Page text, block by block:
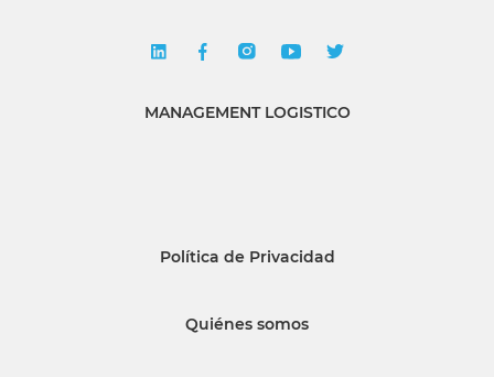
MANAGEMENT LOGISTICO
Política de Privacidad
Quiénes somos